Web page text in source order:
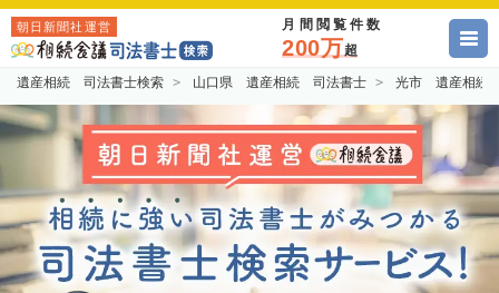
朝日新聞社運営 月間閲覧件数
200万超
遺産相続 司法書士検索 山口県 遺産相続 司法書士 光市 遺産相続